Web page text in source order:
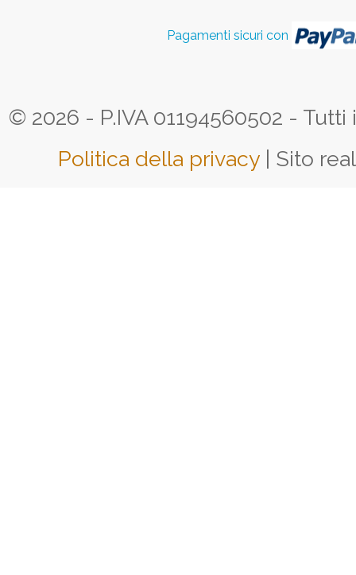
Pagamenti sicuri con
© 2026 - P.IVA 01194560502 -
Politica della privacy | Sito